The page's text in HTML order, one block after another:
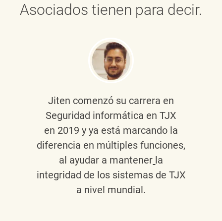
Asociados tienen para decir.
Jiten comenzó su carrera en
Seguridad informática en TJX
en 2019 y ya está marcando la
diferencia en múltiples funciones,
al ayudar a mantener la
integridad de los sistemas de TJX
a nivel mundial.